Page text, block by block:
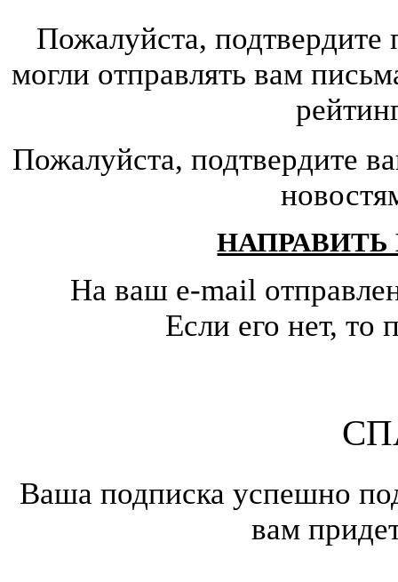
Пожалуйста,
могли отправлять вам
Пожалуйста, подтвердите
На ваш e-mail
Если его нет,
Ваша подписка успешно
вам